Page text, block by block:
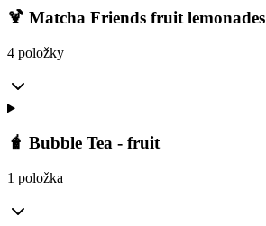
🍹 Matcha Friends fruit lemonades
4 položky
🧋 Bubble Tea - fruit
1 položka